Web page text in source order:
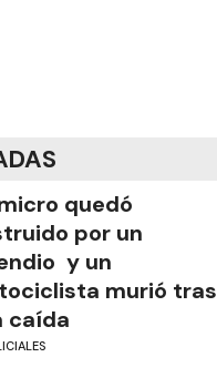
quedó
por un
y un
murió tras
caída